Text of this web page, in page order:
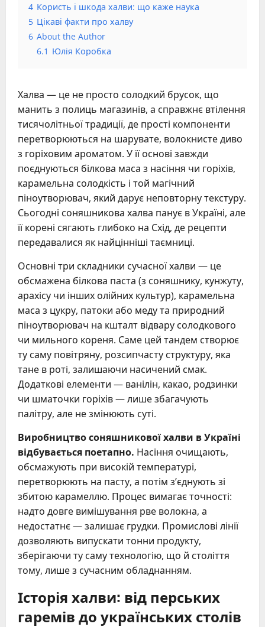
4 Користь і шкода халви: що каже наука
5 Цікаві факти про халву
6 About the Author
6.1 Юлія Коробка
Халва — це не просто солодкий брусок, що
манить з полиць магазинів, а справжнє втілення
тисячолітньої традиції, де прості компоненти
перетворюються на шарувате, волокнисте диво
з горіховим ароматом. У її основі завжди
поєднуються білкова маса з насіння чи горіхів,
карамельна солодкість і той магічний
піноутворювач, який дарує неповторну текстуру.
Сьогодні соняшникова халва панує в Україні, але
її корені сягають глибоко на Схід, де рецепти
передавалися як найцінніші таємниці.
Основні три складники сучасної халви — це
обсмажена білкова паста (з соняшнику, кунжуту,
арахісу чи інших олійних культур), карамельна
маса з цукру, патоки або меду та природний
піноутворювач на кшталт відвару солодкового
чи мильного кореня. Саме цей тандем створює
ту саму повітряну, розсипчасту структуру, яка
тане в роті, залишаючи насичений смак.
Додаткові елементи — ванілін, какао, родзинки
чи шматочки горіхів — лише збагачують
палітру, але не змінюють суті.
Виробництво соняшникової халви в Україні
відбувається поетапно. Насіння очищають,
обсмажують при високій температурі,
перетворюють на пасту, а потім з’єднують зі
збитою карамеллю. Процес вимагає точності:
надто довге вимішування рве волокна, а
недостатнє — залишає грудки. Промислові лінії
дозволяють випускати тонни продукту,
зберігаючи ту саму технологію, що й століття
тому, лише з сучасним обладнанням.
Історія халви: від перських
гаремів до українських столів